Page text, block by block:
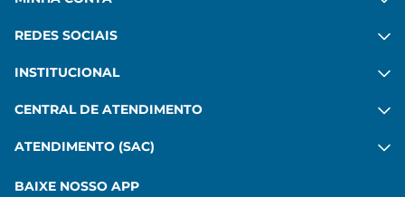
REDES SOCIAIS
INSTITUCIONAL
CENTRAL DE ATENDIMENTO
ATENDIMENTO (SAC)
BAIXE NOSSO APP